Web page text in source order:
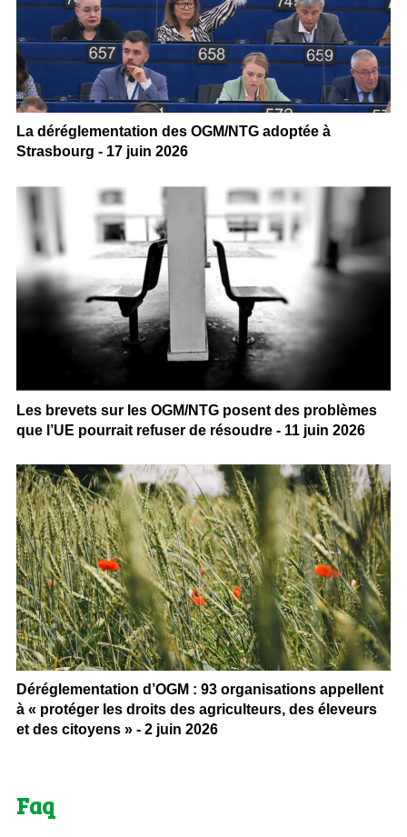
La déréglementation des OGM/NTG adoptée à
Strasbourg - 17 juin 2026
Les brevets sur les OGM/NTG posent des problèmes
que l’UE pourrait refuser de résoudre - 11 juin 2026
Déréglementation d’OGM : 93 organisations appellent
à « protéger les droits des agriculteurs, des éleveurs
et des citoyens » - 2 juin 2026
Faq